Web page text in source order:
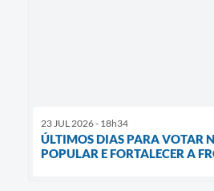
23 JUL 2026 - 18h34
ÚLTIMOS DIAS PARA VOTAR
POPULAR E FORTALECER A